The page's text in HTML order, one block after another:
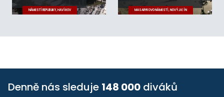
NÁMĚSTÍ REPUBLIKY, HAVÍŘOV MASARYKOVO NÁMĚSTÍ, NOVÝ JIČÍN
Denně nás sleduje 148 000 diváků